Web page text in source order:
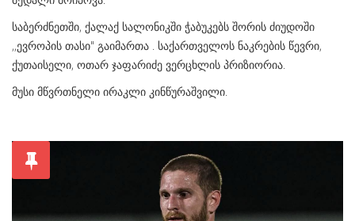
საბერძნეთში, ქალაქ სალონიკში ჭაბუკებს შორის ძიუდოში
,,ევროპის თასი" გაიმართა . საქართველოს ნაკრების წევრი,
ქუთაისელი, ოთარ ჯაფარიძე ვერცხლის პრიზიორია.
მუსი მწვრთნელი ირაკლი კინწურაშვილი.